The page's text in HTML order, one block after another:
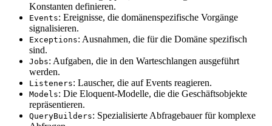
Konstanten definieren.
Events: Ereignisse, die domänenspezifische Vorgänge
signalisieren.
Exceptions: Ausnahmen, die für die Domäne spezifisch
sind.
Jobs: Aufgaben, die in den Warteschlangen ausgeführt
werden.
Listeners: Lauscher, die auf Events reagieren.
Models: Die Eloquent-Modelle, die die Geschäftsobjekte
repräsentieren.
QueryBuilders: Spezialisierte Abfragebauer für komplexe